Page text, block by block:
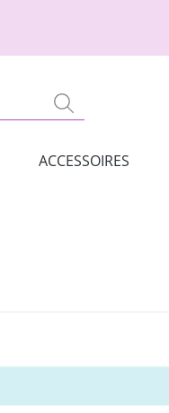
ACCESSOIRES